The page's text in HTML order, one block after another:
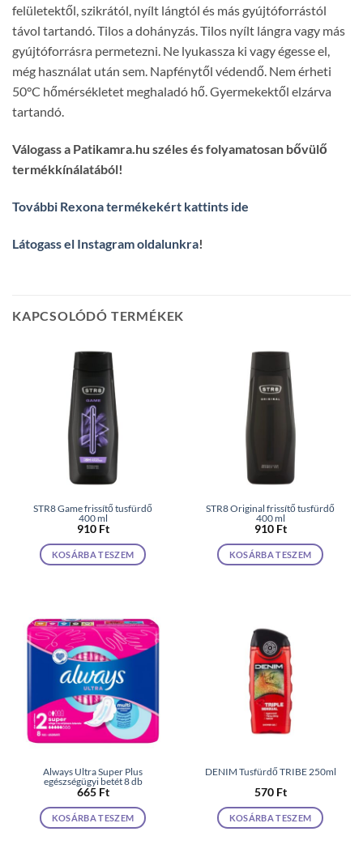
felületektől, szikrától, nyílt lángtól és más gyújtóforrástól
távol tartandó. Tilos a dohányzás. Tilos nyílt lángra vagy más
gyújtóforrásra permetezni. Ne lyukassza ki vagy égesse el,
még használat után sem. Napfénytől védendő. Nem érheti
50°C hőmérsékletet meghaladó hő. Gyermekektől elzárva
tartandó.
Válogass a Patikamra.hu széles és folyamatosan bővülő
termékkínálatából!
További Rexona termékekért kattints ide
Látogass el Instagram oldalunkra!
KAPCSOLÓDÓ TERMÉKEK
STR8 Game frissítő tusfürdő
400 ml
910 Ft
KOSÁRBA TESZEM
STR8 Original frissítő tusfürdő
400 ml
910 Ft
KOSÁRBA TESZEM
Always Ultra Super Plus
egészségügyi betét 8 db
665 Ft
KOSÁRBA TESZEM
DENIM Tusfürdő TRIBE 250ml
570 Ft
KOSÁRBA TESZEM